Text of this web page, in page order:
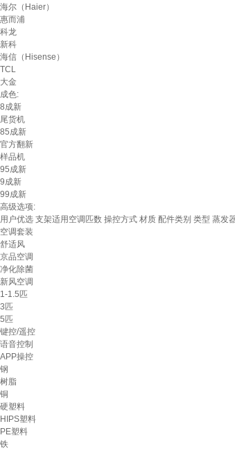
海尔（Haier）
惠而浦
科龙
新科
海信（Hisense）
TCL
大金
成色:
8成新
尾货机
85成新
官方翻新
样品机
95成新
9成新
99成新
高级选项:
用户优选 支架适用空调匹数 操控方式 材质 配件类别 类型 蒸发
空调套装
舒适风
京品空调
净化除菌
新风空调
1-1.5匹
3匹
5匹
键控/遥控
语音控制
APP操控
钢
树脂
铜
硬塑料
HIPS塑料
PE塑料
铁